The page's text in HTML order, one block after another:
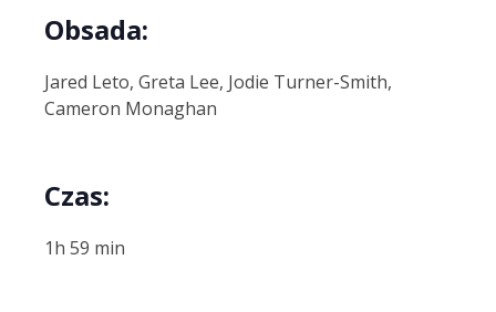
Obsada:
Jared Leto, Greta Lee, Jodie Turner-Smith,
Cameron Monaghan
Czas:
1h 59 min